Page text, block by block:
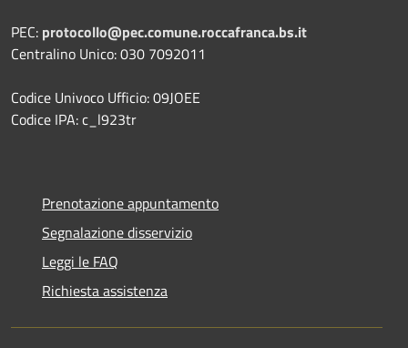
PEC: protocollo@pec.comune.roccafranca.bs.it
Centralino Unico: 030 7092011
Codice Univoco Ufficio: 09JOEE
Codice IPA: c_l923tr
Prenotazione appuntamento
Segnalazione disservizio
Leggi le FAQ
Richiesta assistenza